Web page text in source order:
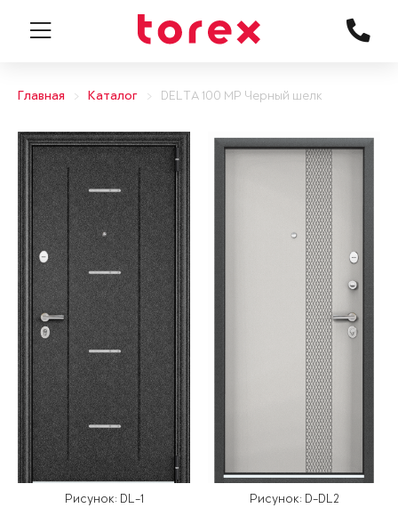
Главная Каталог DELTA 100 MP Черный шелк
Рисунок: DL-1 Рисунок: D-DL2